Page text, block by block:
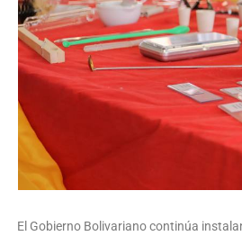
El Gobierno Bolivariano continúa